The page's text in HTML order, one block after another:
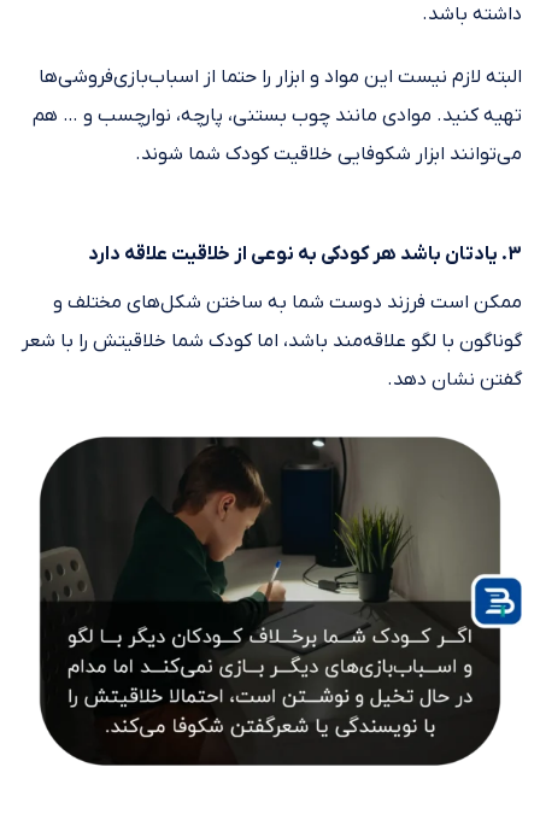
داشته باشد.
البته لازم نیست این مواد و ابزار را حتما از اسباب‌بازی‌فروشی‌ها
تهیه کنید. موادی مانند چوب بستنی، پارچه، نوارچسب و … هم
می‌توانند ابزار شکوفایی خلاقیت کودک شما شوند.
۳. یادتان باشد هر کودکی به نوعی از خلاقیت علاقه دارد
ممکن است فرزند دوست شما به ساختن شکل‌های مختلف و
گوناگون با لگو علاقه‌مند باشد، اما کودک شما خلاقیتش را با شعر
گفتن نشان دهد.